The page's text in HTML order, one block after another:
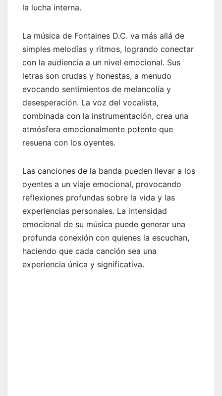
la lucha interna.
La música de Fontaines D.C. va más allá de
simples melodías y ritmos, logrando conectar
con la audiencia a un nivel emocional. Sus
letras son crudas y honestas, a menudo
evocando sentimientos de melancolía y
desesperación. La voz del vocalista,
combinada con la instrumentación, crea una
atmósfera emocionalmente potente que
resuena con los oyentes.
Las canciones de la banda pueden llevar a los
oyentes a un viaje emocional, provocando
reflexiones profundas sobre la vida y las
experiencias personales. La intensidad
emocional de su música puede generar una
profunda conexión con quienes la escuchan,
haciendo que cada canción sea una
experiencia única y significativa.